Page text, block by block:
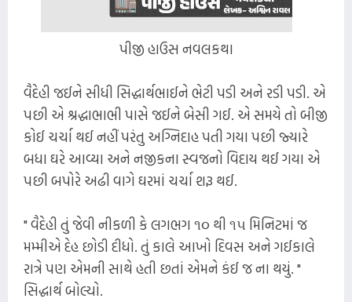
પીજી હાઉસ નવલકથા
વૈદેહી જઈને સીધી સિદ્ધાર્થભાઈને ભેટી પડી અને રડી પડી. એ
પછી એ શ્રદ્ધાભાભી પાસે જઈને બેસી ગઈ. એ સમયે તો બીજી
કોઈ ચર્ચા થઈ નહીં પરંતુ અગ્નિદાહ પતી ગયા પછી જ્યારે
બધા ઘરે આવ્યા અને નજીકના સ્વજનો વિદાય થઈ ગયા એ
પછી બપોરે અઢી વાગે ઘરમાં ચર્ચા શરૂ થઈ.
" વૈદેહી તું જેવી નીકળી કે લગભગ ૧૦ થી ૧૫ મિનિટમાં જ
મમ્મીએ દેહ છોડી દીધો. તું કાલે આખો દિવસ અને ગઈકાલે
રાત્રે પણ એમની સાથે હતી છતાં એમને કંઈ જ ના થયું. "
સિદ્ધાર્થ બોલ્યો.